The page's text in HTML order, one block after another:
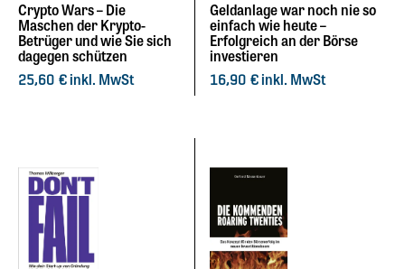
Crypto Wars – Die
Maschen der Krypto-
Betrüger und wie Sie sich
dagegen schützen
25,60 € inkl. MwSt
Geldanlage war noch nie so
einfach wie heute –
Erfolgreich an der Börse
investieren
16,90 € inkl. MwSt